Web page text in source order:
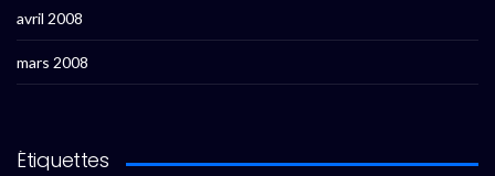
avril 2008
mars 2008
Étiquettes